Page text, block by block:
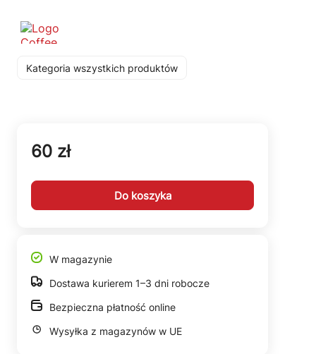
Kategoria wszystkich produktów
60 zł
Do koszyka
W magazynie
Dostawa kurierem 1–3 dni robocze
Bezpieczna płatność online
Wysyłka z magazynów w UE